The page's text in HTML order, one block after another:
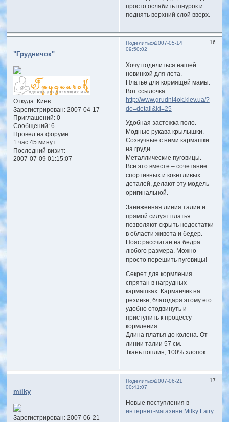
просто ослабить шнурок и
поднять верхний слой вверх.
Поделиться 16
2007-05-14
09:50:02
"Грудничок"
Откуда:Киев
Зарегистрирован: 2007-04-17
Приглашений:0
Сообщений:6
Провел на форуме:
1 час 45 минут
Последний визит:
2007-07-09 01:15:07
Хочу поделиться нашей
новинкой для лета.
Платье для кормящей мамы.
Вот ссылочка
http://www.grudni4ok.kiev.ua/?
do=detail&id=25
Удобная застежка поло.
Модные рукава крылышки.
Созвучные с ними кармашки
на груди.
Металлические пуговицы.
Все это вместе – сочетание
спортивных и кокетливых
деталей, делают эту модель
оригинальной.
Заниженная линия талии и
прямой силуэт платья
позволяют скрыть недостатки
в области живота и бедер.
Пояс рассчитан на бедра
любого размера. Можно
просто перешить пуговицы!
Секрет для кормления
спрятан в нагрудных
кармашках. Карманчик на
резинке, благодаря этому его
удобно отодвинуть и
приступить к процессу
кормления.
Длина платья до колена. От
линии талии 57 см.
Ткань поплин, 100% хлопок
Поделиться 17
2007-06-21
00:41:07
milky
Зарегистрирован: 2007-06-21
Новые поступления в
интернет-магазине Milky Fairy